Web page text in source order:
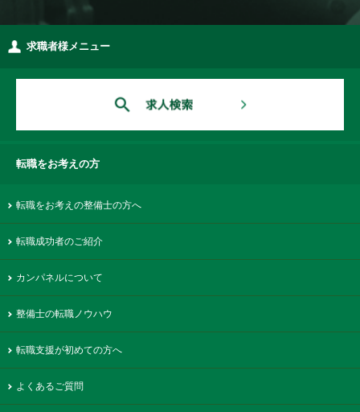
求職者様メニュー
転職をお考えの方
転職をお考えの整備士の方へ
転職成功者のご紹介
カンパネルについて
整備士の転職ノウハウ
転職支援が初めての方へ
よくあるご質問